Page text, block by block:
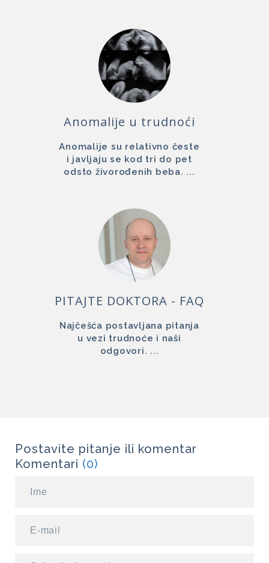
Anomalije u trudnoći
Anomalije su relativno česte
i javljaju se kod tri do pet
odsto živorođenih beba. ...
PITAJTE DOKTORA - FAQ
Najčešća postavljana pitanja
u vezi trudnoće i naši
odgovori. ...
Postavite pitanje ili komentar
Komentari (0)